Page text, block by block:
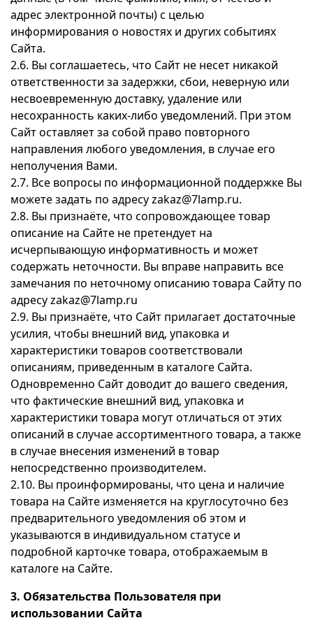
адрес электронной почты) с целью
информирования о новостях и других событиях
Сайта.
2.6. Вы соглашаетесь, что Сайт не несет никакой
ответственности за задержки, сбои, неверную или
несвоевременную доставку, удаление или
несохранность каких-либо уведомлений. При этом
Сайт оставляет за собой право повторного
направления любого уведомления, в случае его
неполучения Вами.
2.7. Все вопросы по информационной поддержке Вы
можете задать по адресу zakaz@7lamp.ru.
2.8. Вы признаёте, что сопровождающее товар
описание на Сайте не претендует на
исчерпывающую информативность и может
содержать неточности. Вы вправе направить все
замечания по неточному описанию товара Сайту по
адресу zakaz@7lamp.ru
2.9. Вы признаёте, что Сайт прилагает достаточные
усилия, чтобы внешний вид, упаковка и
характеристики товаров соответствовали
описаниям, приведенным в каталоге Сайта.
Одновременно Сайт доводит до вашего сведения,
что фактические внешний вид, упаковка и
характеристики товара могут отличаться от этих
описаний в случае ассортиментного товара, а также
в случае внесения изменений в товар
непосредственно производителем.
2.10. Вы проинформированы, что цена и наличие
товара на Сайте изменяется на круглосуточно без
предварительного уведомления об этом и
указываются в индивидуальном статусе и
подробной карточке товара, отображаемым в
каталоге на Сайте.
3. Обязательства Пользователя при
использовании Сайта